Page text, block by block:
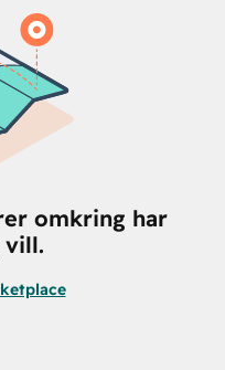
omkring har
vill.